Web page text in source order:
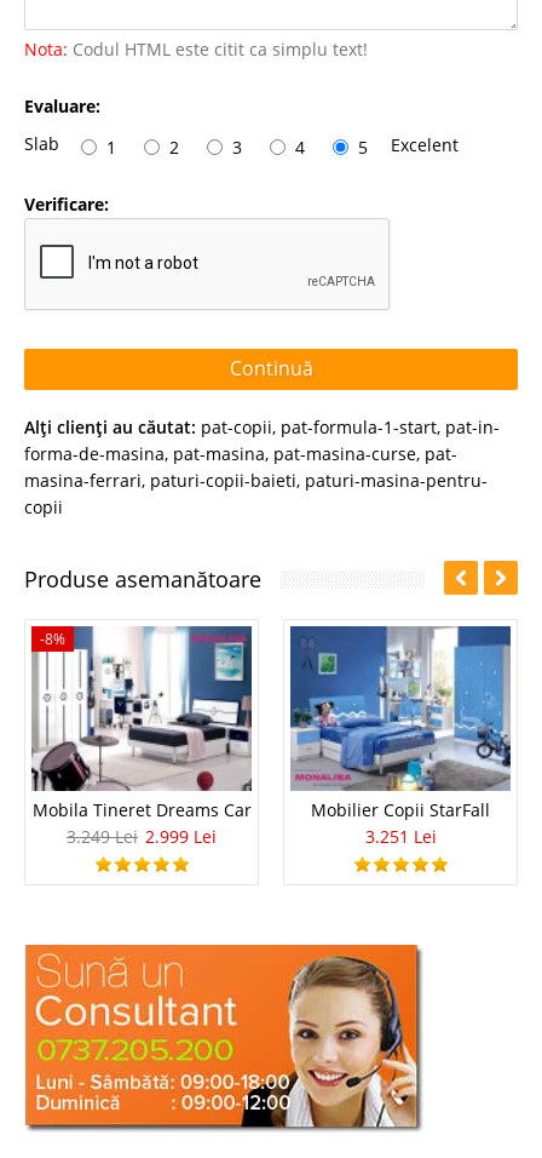
Nota: Codul HTML este citit ca simplu text!
Evaluare:
Slab
1 2 3 4 5 Excelent
Verificare:
Continuă
Alţi clienţi au căutat: pat-copii, pat-formula-1-start, pat-in-
forma-de-masina, pat-masina, pat-masina-curse, pat-
masina-ferrari, paturi-copii-baieti, paturi-masina-pentru-
copii
Produse asemanătoare
-8%
Mobila Tineret Dreams Car
3.249 Lei 2.999 Lei
Mobilier Copii StarFall
3.251 Lei